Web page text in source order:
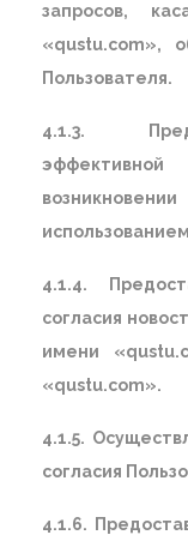
запросов,
«qustu.com»,
Пользователя.
4.1.3.
эффективной
4.1.4.
согласия
имени
«qustu.com».
4.1.5.
согласия
4.1.6.